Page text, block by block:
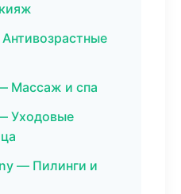
Массаж и спа
Уходовые
— Пилинги и